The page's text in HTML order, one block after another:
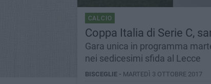
CALCIO
Coppa Italia di Serie C,
Gara unica in programma
nei sedicesimi sfida al Lecce
BISCEGLIE - MARTEDÌ 3 OTTOBRE 2017